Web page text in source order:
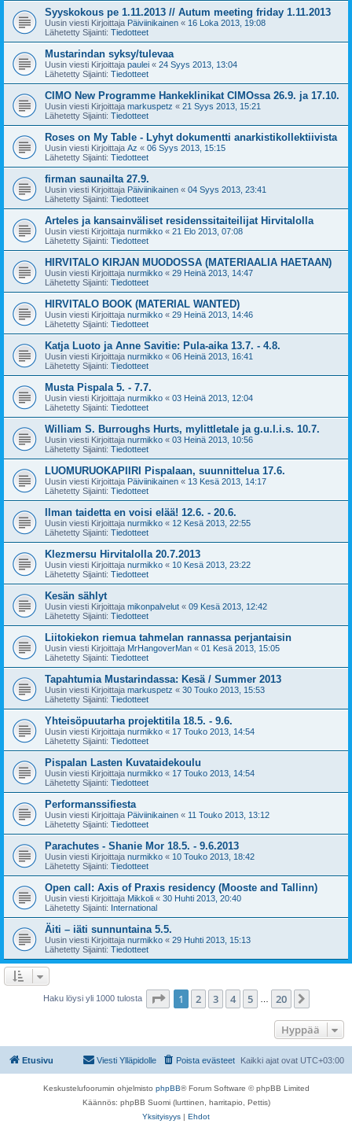
Syyskokous pe 1.11.2013 // Autum meeting friday 1.11.2013
Uusin viesti Kirjoittaja Päiviinikainen « 16 Loka 2013, 19:08
Lähetetty Sijainti: Tiedotteet
Mustarindan syksy/tulevaa
Uusin viesti Kirjoittaja paulei « 24 Syys 2013, 13:04
Lähetetty Sijainti: Tiedotteet
CIMO New Programme Hankeklinikat CIMOssa 26.9. ja 17.10.
Uusin viesti Kirjoittaja markuspetz « 21 Syys 2013, 15:21
Lähetetty Sijainti: Tiedotteet
Roses on My Table - Lyhyt dokumentti anarkistikollektiivista
Uusin viesti Kirjoittaja Az « 06 Syys 2013, 15:15
Lähetetty Sijainti: Tiedotteet
firman saunailta 27.9.
Uusin viesti Kirjoittaja Päiviinikainen « 04 Syys 2013, 23:41
Lähetetty Sijainti: Tiedotteet
Arteles ja kansainväliset residenssitaiteilijat Hirvitalolla
Uusin viesti Kirjoittaja nurmikko « 21 Elo 2013, 07:08
Lähetetty Sijainti: Tiedotteet
HIRVITALO KIRJAN MUODOSSA (MATERIAALIA HAETAAN)
Uusin viesti Kirjoittaja nurmikko « 29 Heinä 2013, 14:47
Lähetetty Sijainti: Tiedotteet
HIRVITALO BOOK (MATERIAL WANTED)
Uusin viesti Kirjoittaja nurmikko « 29 Heinä 2013, 14:46
Lähetetty Sijainti: Tiedotteet
Katja Luoto ja Anne Savitie: Pula-aika 13.7. - 4.8.
Uusin viesti Kirjoittaja nurmikko « 06 Heinä 2013, 16:41
Lähetetty Sijainti: Tiedotteet
Musta Pispala 5. - 7.7.
Uusin viesti Kirjoittaja nurmikko « 03 Heinä 2013, 12:04
Lähetetty Sijainti: Tiedotteet
William S. Burroughs Hurts, mylittletale ja g.u.l.i.s. 10.7.
Uusin viesti Kirjoittaja nurmikko « 03 Heinä 2013, 10:56
Lähetetty Sijainti: Tiedotteet
LUOMURUOKAPIIRI Pispalaan, suunnittelua 17.6.
Uusin viesti Kirjoittaja Päiviinikainen « 13 Kesä 2013, 14:17
Lähetetty Sijainti: Tiedotteet
Ilman taidetta en voisi elää! 12.6. - 20.6.
Uusin viesti Kirjoittaja nurmikko « 12 Kesä 2013, 22:55
Lähetetty Sijainti: Tiedotteet
Klezmersu Hirvitalolla 20.7.2013
Uusin viesti Kirjoittaja nurmikko « 10 Kesä 2013, 23:22
Lähetetty Sijainti: Tiedotteet
Kesän sählyt
Uusin viesti Kirjoittaja mikonpalvelut « 09 Kesä 2013, 12:42
Lähetetty Sijainti: Tiedotteet
Liitokiekon riemua tahmelan rannassa perjantaisin
Uusin viesti Kirjoittaja MrHangoverMan « 01 Kesä 2013, 15:05
Lähetetty Sijainti: Tiedotteet
Tapahtumia Mustarindassa: Kesä / Summer 2013
Uusin viesti Kirjoittaja markuspetz « 30 Touko 2013, 15:53
Lähetetty Sijainti: Tiedotteet
Yhteisöpuutarha projektitila 18.5. - 9.6.
Uusin viesti Kirjoittaja nurmikko « 17 Touko 2013, 14:54
Lähetetty Sijainti: Tiedotteet
Pispalan Lasten Kuvataidekoulu
Uusin viesti Kirjoittaja nurmikko « 17 Touko 2013, 14:54
Lähetetty Sijainti: Tiedotteet
Performanssifiesta
Uusin viesti Kirjoittaja Päiviinikainen « 11 Touko 2013, 13:12
Lähetetty Sijainti: Tiedotteet
Parachutes - Shanie Mor 18.5. - 9.6.2013
Uusin viesti Kirjoittaja nurmikko « 10 Touko 2013, 18:42
Lähetetty Sijainti: Tiedotteet
Open call: Axis of Praxis residency (Mooste and Tallinn)
Uusin viesti Kirjoittaja Mikkoli « 30 Huhti 2013, 20:40
Lähetetty Sijainti: International
Äiti – iäti sunnuntaina 5.5.
Uusin viesti Kirjoittaja nurmikko « 29 Huhti 2013, 15:13
Lähetetty Sijainti: Tiedotteet
Haku löysi yli 1000 tulosta Sivu /20
1 2 3 4 5 20
Hyppää
Etusivu Kaikki ajat ovat UTC+03:00
Poista evästeet
Viesti Ylläpidolle
Keskustelufoorumin ohjelmisto phpBB® Forum Software © phpBB Limited
Käännös: phpBB Suomi (lurttinen, harritapio, Pettis)
Yksityisyys | Ehdot